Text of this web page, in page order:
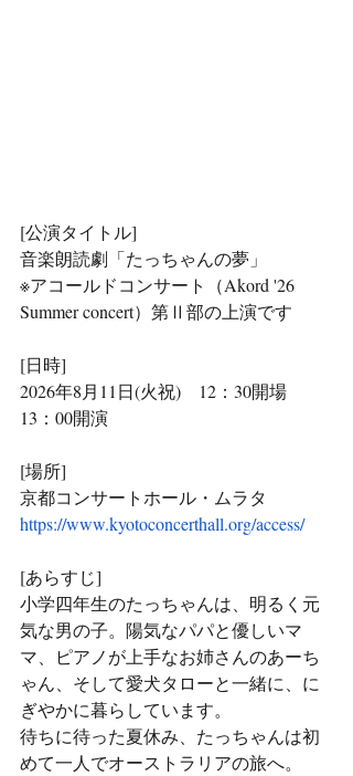
[公演タイトル]
音楽朗読劇「たっちゃんの夢」
※アコールドコンサート（Akord '26
Summer concert）第Ⅱ部の上演です
[日時]
2026年8月11日(火祝)　12：30開場
13：00開演
[場所]
京都コンサートホール・ムラタ
https://www.kyotoconcerthall.org/access/
[あらすじ]
小学四年生のたっちゃんは、明るく元
気な男の子。陽気なパパと優しいマ
マ、ピアノが上手なお姉さんのあーち
ゃん、そして愛犬タローと一緒に、に
ぎやかに暮らしています。
待ちに待った夏休み、たっちゃんは初
めて一人でオーストラリアの旅へ。